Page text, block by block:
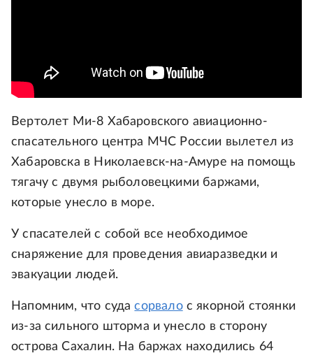
Вертолет Ми-8 Хабаровского авиационно-
спасательного центра МЧС России вылетел из
Хабаровска в Николаевск-на-Амуре на помощь
тягачу с двумя рыболовецкими баржами,
которые унесло в море.
У спасателей с собой все необходимое
снаряжение для проведения авиаразведки и
эвакуации людей.
Напомним, что судасорвалос якорной стоянки
из-за сильного шторма и унесло в сторону
острова Сахалин. На баржах находились 64